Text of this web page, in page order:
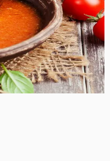
ma kunagi
on segu
äädika ja soolaga.